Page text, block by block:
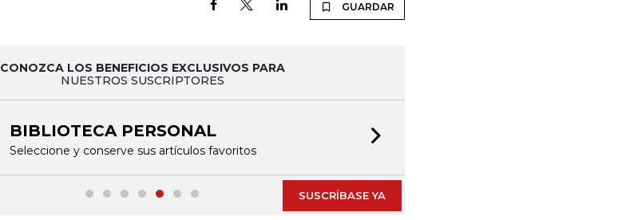
GUARDAR
CONOZCA LOS BENEFICIOS EXCLUSIVOS PARA
NUESTROS SUSCRIPTORES
BIBLIOTECA PERSONAL
Seleccione y conserve sus artículos favoritos
SUSCRÍBASE YA